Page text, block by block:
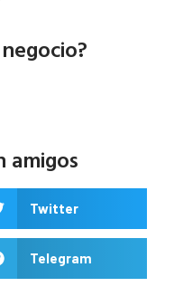
amigos
Twitter
Telegram